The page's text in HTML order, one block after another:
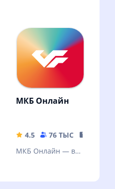
платежей,
переводов и
личных финансов
115.62 MB
МКБ Онлайн
4.5 76 ТЫС
МКБ Онлайн — все